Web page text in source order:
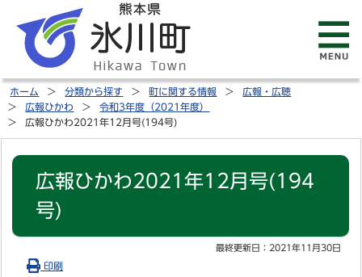
ホーム 分類から探す 町に関する情報
広報・広聴
広報ひかわ
令和3年度（2021年度）
広報ひかわ2021年12月号(194号)
広報ひかわ2021年12月号(194
号)
最終更新日： 2021年11月30日
印刷